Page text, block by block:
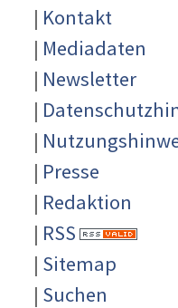
| Kontakt
| Mediadaten
| Newsletter
|
|
| Presse
| Redaktion
| RSS
| Sitemap
| Suchen